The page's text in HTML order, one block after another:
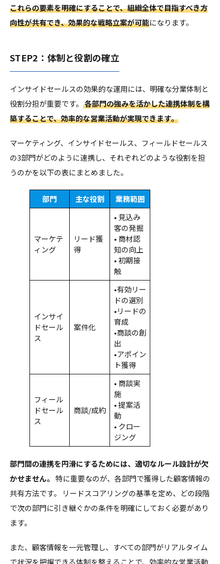
これらの要素を明確にすることで、組織全体で目指すべき方
向性が共有でき、効果的な戦略立案が可能になります。
STEP2：体制と役割の確立
インサイドセールスの効果的な運用には、明確な分業体制と
役割分担が重要です。 各部門の強みを活かした連携体制を構
築することで、効率的な営業活動が実現できます。
マーケティング、インサイドセールス、フィールドセールス
の3部門がどのように連携し、それぞれどのような役割を担
うのかを以下の表にまとめました。
部門 主な役割 業務範囲
マーケテ
ィング
リード獲
得
• 見込み
客の発掘
• 商材認
知の向上
• 初期接
触
インサイ
ドセール
ス
案件化
•有効リー
ドの選別
•リードの
育成
•商談の創
出
•アポイン
ト獲得
フィール
ドセール
ス
商談/成約
• 商談実
施
• 提案活
動
• クロー
ジング
部門間の連携を円滑にするためには、適切なルール設計が欠
かせません。 特に重要なのが、各部門で獲得した顧客情報の
共有方法です。 リードスコアリングの基準を定め、どの段階
で次の部門に引き継ぐかの条件を明確にしておく必要があり
ます。
また、顧客情報を一元管理し、すべての部門がリアルタイム
で状況を把握できる体制を整えることで、効率的な営業活動